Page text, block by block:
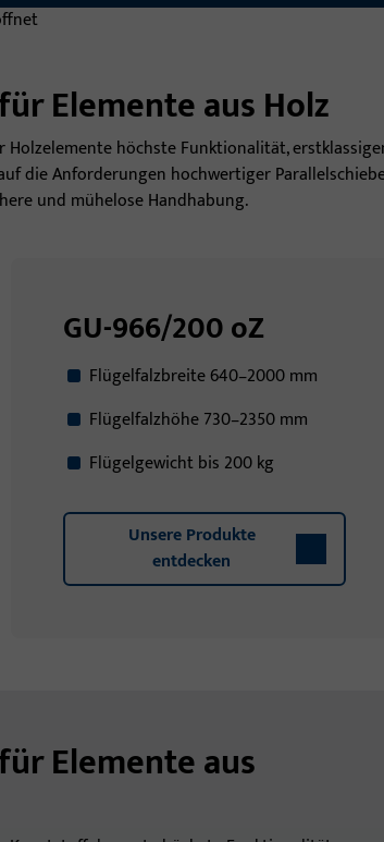
Elemente aus Holz
Holzelemente höchste Funktionalität,
die Anforderungen hochwertiger
und mühelose Handhabung.
GU-966/200 oZ
Flügelfalzbreite 640–2000 mm
Flügelfalzhöhe 730–2350 mm
Flügelgewicht bis 200 kg
Unsere Produkte
entdecken
Elemente aus